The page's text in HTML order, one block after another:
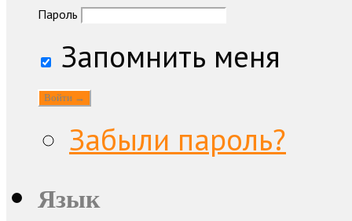
Пароль
Запомнить меня
Забыли пароль?
Язык